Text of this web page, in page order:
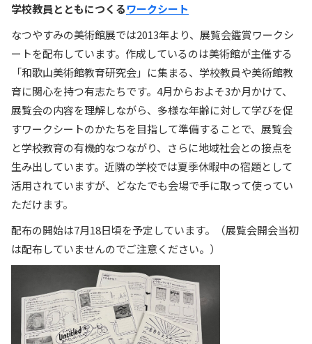
学校教員とともにつくるワークシート
なつやすみの美術館展では2013年より、展覧会鑑賞ワークシ
ートを配布しています。作成しているのは美術館が主催する
「和歌山美術館教育研究会」に集まる、学校教員や美術館教
育に関心を持つ有志たちです。4月からおよそ3か月かけて、
展覧会の内容を理解しながら、多様な年齢に対して学びを促
すワークシートのかたちを目指して準備することで、展覧会
と学校教育の有機的なつながり、さらに地域社会との接点を
生み出しています。近隣の学校では夏季休暇中の宿題として
活用されていますが、どなたでも会場で手に取って使ってい
ただけます。
配布の開始は7月18日頃を予定しています。（展覧会開会当初
は配布していませんのでご注意ください。）